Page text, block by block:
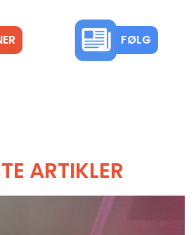
FØLG
ARTIKLER